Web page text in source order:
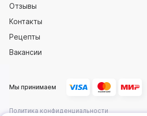
Отзывы
Контакты
Рецепты
Вакансии
Политика конфиденциальности
Мы принимаем